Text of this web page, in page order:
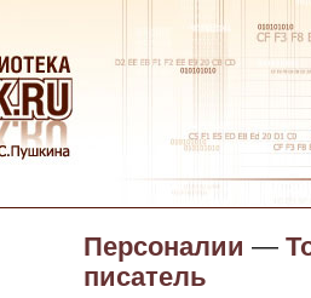
Персоналии —
писатель